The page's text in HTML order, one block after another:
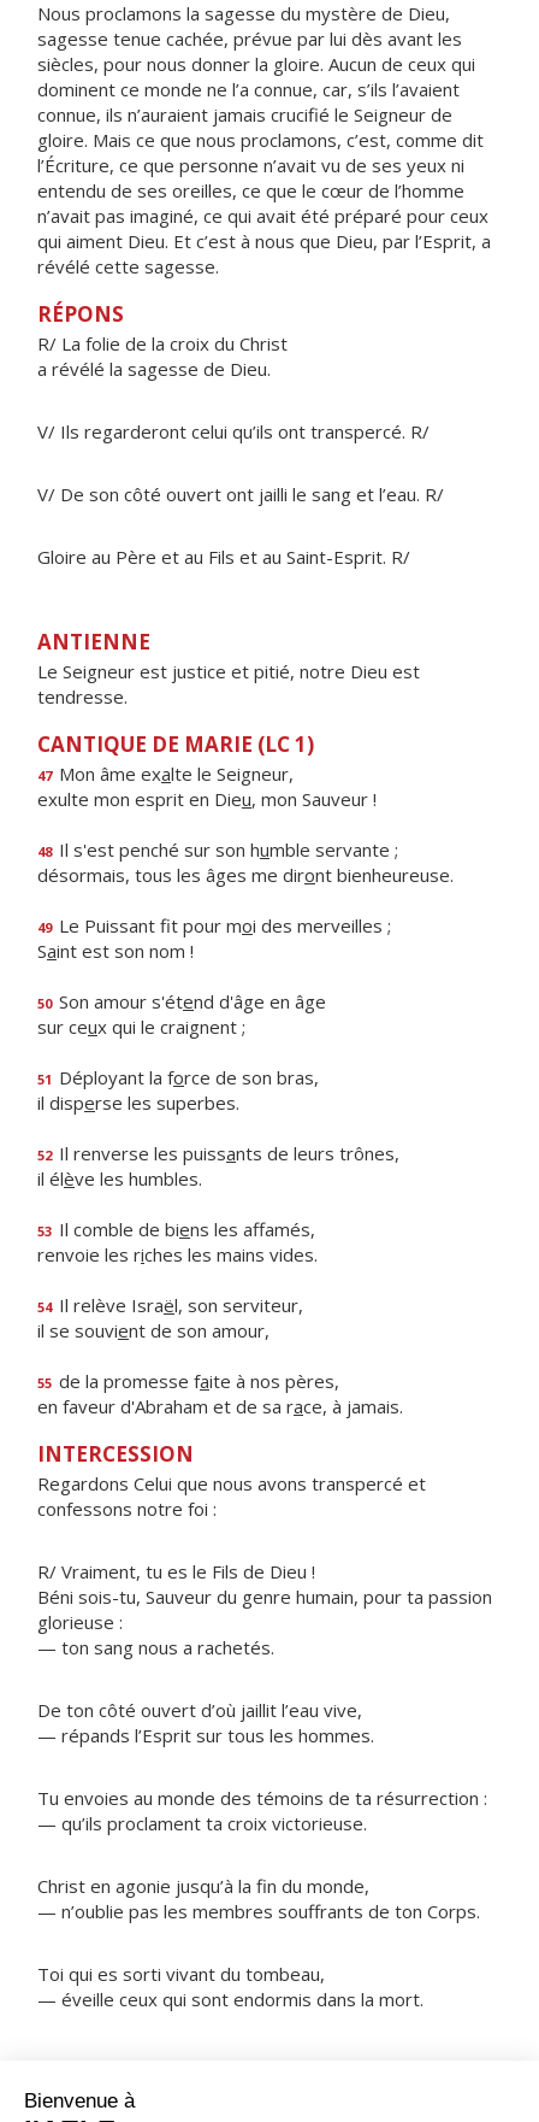
Nous proclamons la sagesse du mystère de Dieu,
sagesse tenue cachée, prévue par lui dès avant les
siècles, pour nous donner la gloire. Aucun de ceux qui
dominent ce monde ne l’a connue, car, s’ils l’avaient
connue, ils n’auraient jamais crucifié le Seigneur de
gloire. Mais ce que nous proclamons, c’est, comme dit
l’Écriture, ce que personne n’avait vu de ses yeux ni
entendu de ses oreilles, ce que le cœur de l’homme
n’avait pas imaginé, ce qui avait été préparé pour ceux
qui aiment Dieu. Et c’est à nous que Dieu, par l’Esprit, a
révélé cette sagesse.
RÉPONS
R/ La folie de la croix du Christ
a révélé la sagesse de Dieu.
V/ Ils regarderont celui qu’ils ont transpercé. R/
V/ De son côté ouvert ont jailli le sang et l’eau. R/
Gloire au Père et au Fils et au Saint-Esprit. R/
ANTIENNE
Le Seigneur est justice et pitié, notre Dieu est
tendresse.
CANTIQUE DE MARIE (LC 1)
47 Mon âme exalte le Seigneur,
exulte mon esprit en Dieu, mon Sauveur !
48 Il s'est penché sur son humble servante ;
désormais, tous les âges me diront bienheureuse.
49 Le Puissant fit pour moi des merveilles ;
Saint est son nom !
50 Son amour s'étend d'âge en âge
sur ceux qui le craignent ;
51 Déployant la force de son bras,
il disperse les superbes.
52 Il renverse les puissants de leurs trônes,
il élève les humbles.
53 Il comble de biens les affamés,
renvoie les riches les mains vides.
54 Il relève Israël, son serviteur,
il se souvient de son amour,
55 de la promesse faite à nos pères,
en faveur d'Abraham et de sa race, à jamais.
INTERCESSION
Regardons Celui que nous avons transpercé et
confessons notre foi :
R/ Vraiment, tu es le Fils de Dieu !
Béni sois-tu, Sauveur du genre humain, pour ta passion
glorieuse :
— ton sang nous a rachetés.
De ton côté ouvert d’où jaillit l’eau vive,
— répands l’Esprit sur tous les hommes.
Tu envoies au monde des témoins de ta résurrection :
— qu’ils proclament ta croix victorieuse.
Christ en agonie jusqu’à la fin du monde,
— n’oublie pas les membres souffrants de ton Corps.
Toi qui es sorti vivant du tombeau,
— éveille ceux qui sont endormis dans la mort.